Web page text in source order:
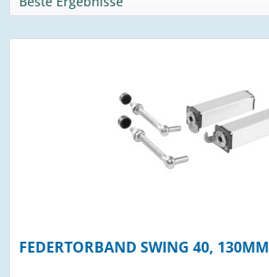
FEDERTORBAND SWING 40, 130MM